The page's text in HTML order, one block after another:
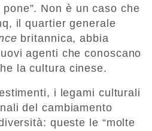
Non è un caso che
il quartier generale
britannica, abbia
agenti che conoscano
la cultura cinese.
i legami culturali
del cambiamento
queste le “molte